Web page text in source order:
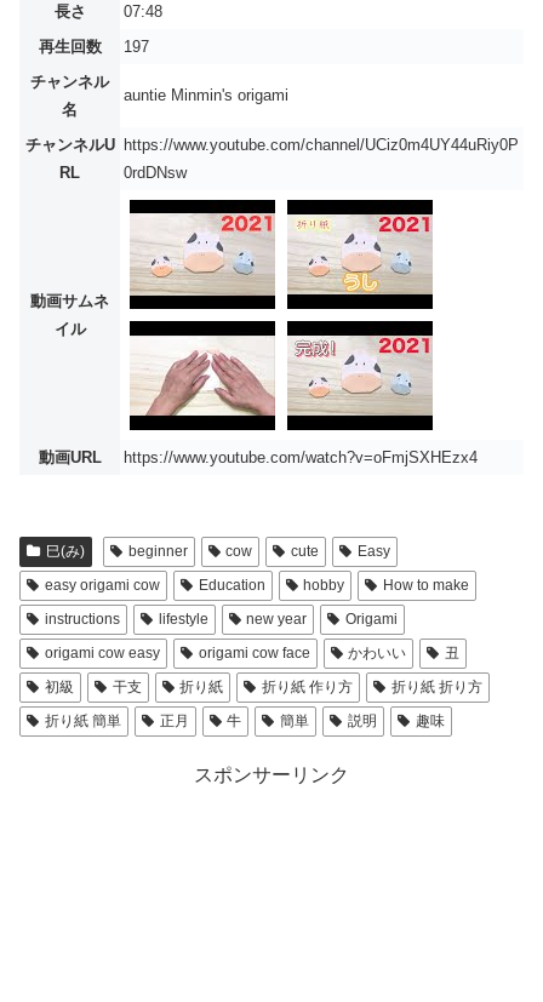
長さ
07:48
再生回数
197
チャンネル
名
auntie Minmin's origami
チャンネルU
RL
https://www.youtube.com/channel/UCiz0m4UY44uRiy0P
0rdDNsw
動画サムネ
イル
動画URL https://www.youtube.com/watch?v=oFmjSXHEzx4
巳(み) beginner cow cute
Easy
easy origami cow
Education hobby
How to make
instructions
lifestyle new year
Origami
origami cow easy
origami cow face かわいい
丑
初級
干支 折り紙 折り紙 作り方
折り紙 折り方
折り紙 簡単
正月 牛 簡単 説明 趣味
スポンサーリンク